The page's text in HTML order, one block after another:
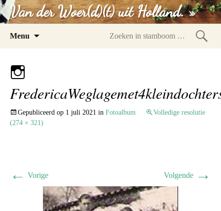
Van der Woer(d)(t) uit Holland. »
Menu
Gepubliceerd op 1 juli 2021 in Fotoalbum
Volledige resolutie
(274 × 321)
← Vorige Volgende →